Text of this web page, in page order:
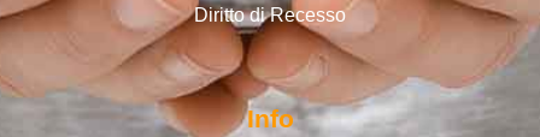
Diritto di Recesso
Info